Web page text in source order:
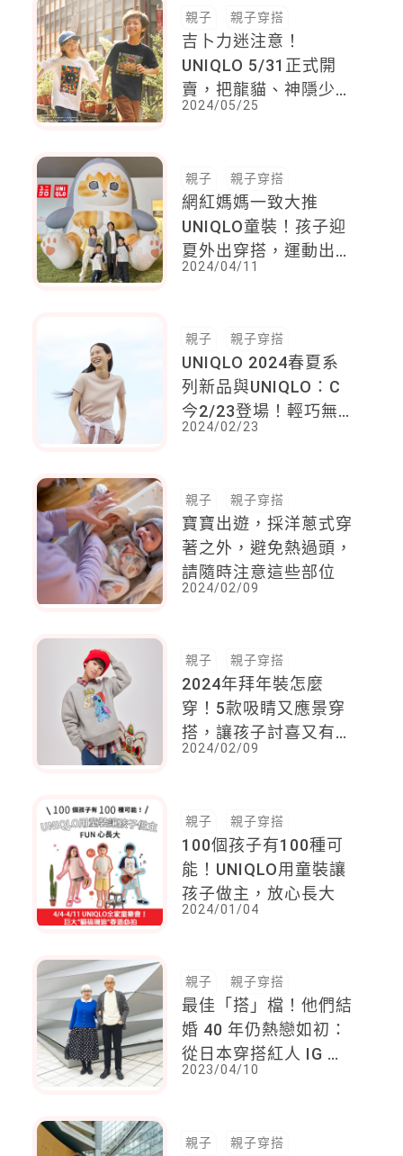
親子 親子穿搭
吉卜力迷注意！
UNIQLO 5/31正式開
賣，把龍貓、神隱少
女、無臉男、機器人巨
2024/05/25
親子 親子穿搭
網紅媽媽一致大推
UNIQLO童裝！孩子迎
夏外出穿搭，運動出遊
的最棒選擇
2024/04/11
親子 親子穿搭
UNIQLO 2024春夏系
列新品與UNIQLO：C
今2/23登場！輕巧無拘
X 輕盈機能 X 輕柔材
2024/02/23
親子 親子穿搭
寶寶出遊，採洋蔥式穿
著之外，避免熱過頭，
請隨時注意這些部位
2024/02/09
親子 親子穿搭
2024年拜年裝怎麼
穿！5款吸睛又應景穿
搭，讓孩子討喜又有年
味
2024/02/09
親子 親子穿搭
100個孩子有100種可
能！UNIQLO用童裝讓
孩子做主，放心長大
2024/01/04
親子 親子穿搭
最佳「搭」檔！他們結
婚 40 年仍熱戀如初：
從日本穿搭紅人 IG 看
夫妻相處之道
2023/04/10
親子 親子穿搭